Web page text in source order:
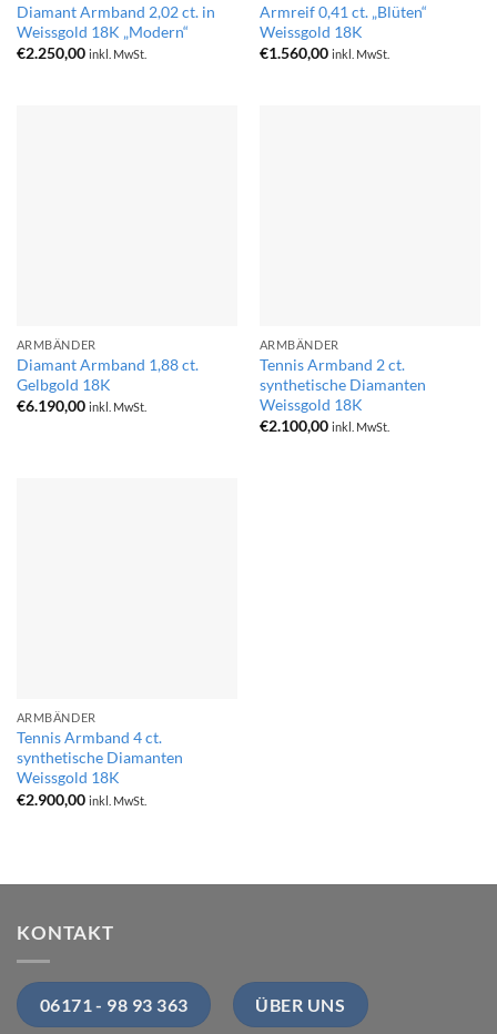
Diamant Armband 2,02 ct. in
Weissgold 18K „Modern“
€2.250,00 inkl. MwSt.
Armreif 0,41 ct. „Blüten“
Weissgold 18K
€1.560,00 inkl. MwSt.
ARMBÄNDER
Diamant Armband 1,88 ct.
Gelbgold 18K
€6.190,00 inkl. MwSt.
ARMBÄNDER
Tennis Armband 2 ct.
synthetische Diamanten
Weissgold 18K
€2.100,00 inkl. MwSt.
ARMBÄNDER
Tennis Armband 4 ct.
synthetische Diamanten
Weissgold 18K
€2.900,00 inkl. MwSt.
KONTAKT
06171 - 98 93 363 ÜBER UNS